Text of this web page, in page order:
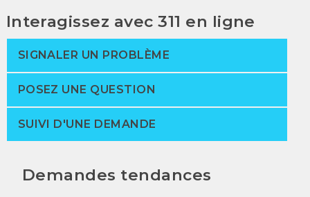
Interagissez avec 311 en ligne
SIGNALER UN PROBLÈME
POSEZ UNE QUESTION
SUIVI D'UNE DEMANDE
Demandes tendances